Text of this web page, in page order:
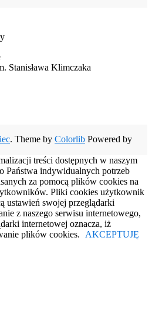
Stanisława Klimczaka
. Theme by Colorlib Powered by
treści dostępnych w naszym
Państwa indywidualnych potrzeb
za pomocą plików cookies na
Pliki cookies użytkownik
ustawień swojej przeglądarki
z naszego serwisu internetowego,
internetowej oznacza, iż
plików cookies.
AKCEPTUJĘ